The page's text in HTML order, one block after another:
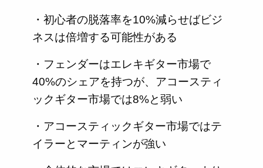
・初心者の脱落率を10%減らせばビジ
ネスは倍増する可能性がある
・フェンダーはエレキギター市場で
40%のシェアを持つが、アコースティ
ックギター市場では8%と弱い
・アコースティックギター市場ではテ
イラーとマーティンが強い